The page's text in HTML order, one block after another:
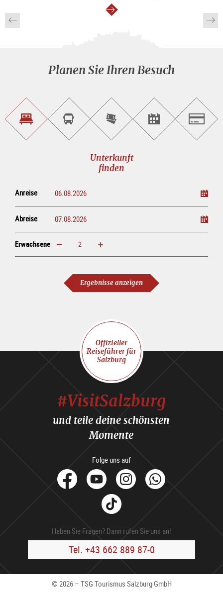
weiter
Planen Sie Ihren Besuch
Unterkunft<br>findenSightseeing<br>Tour
buchen
Tickets
online<br>kaufen
Events<br>finden
Unterkunft
finden
Anreise
Abreise
Erwachsene erhöhen verringern
Ergebnisse anzeigen
Offizieller
Reiseführer für
Salzburg
#VisitSalzburg
und teile deine schönsten
Momente
Folge uns auf
facebook
YoutubeInstagram
Tik
Tok
Haben Sie Fragen? Dann rufen Sie uns an!
Tel. +43 662 889 87-0
© 2026 – TSG Tourismus Salzburg GmbH